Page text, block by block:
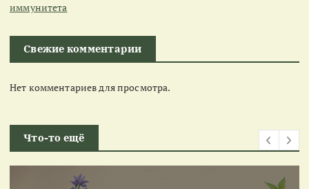
иммунитета
Свежие комментарии
Нет комментариев для просмотра.
Что-то ещё